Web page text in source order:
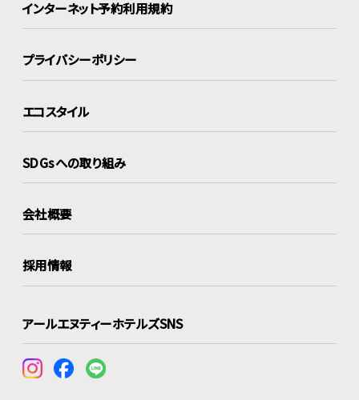
インターネット予約利用規約
プライバシーポリシー
エコスタイル
SDGsへの取り組み
会社概要
採用情報
アールエヌティーホテルズSNS